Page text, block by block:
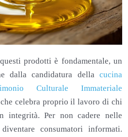
prodotti è fondamentale, un
dalla candidatura della cucina
Culturale Immateriale
celebra proprio il lavoro di chi
integrità. Per non cadere nelle
consumatori informati.